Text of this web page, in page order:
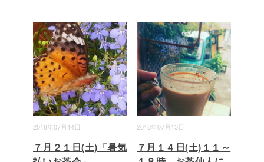
2018年07月14日
７月２１日(土)「暑気
2018年07月13日
７月１４日(土)１１～